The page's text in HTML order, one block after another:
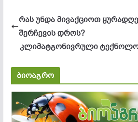
რას უნდა მივაქციოთ
შერჩევის დროს?
კლიმატგონივრული
ბიოაგრო